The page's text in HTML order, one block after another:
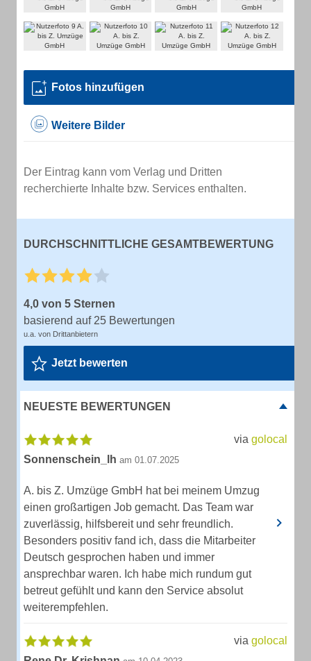
Fotos hinzufügen
Weitere Bilder
Der Eintrag kann vom Verlag und Dritten
recherchierte Inhalte bzw. Services enthalten.
DURCHSCHNITTLICHE GESAMTBEWERTUNG
4,0 von 5 Sternen
basierend auf 25 Bewertungen
u.a. von Drittanbietern
Jetzt bewerten
NEUESTE BEWERTUNGEN
via golocal
Sonnenschein_lh am 01.07.2025
A. bis Z. Umzüge GmbH hat bei meinem Umzug
einen großartigen Job gemacht. Das Team war
zuverlässig, hilfsbereit und sehr freundlich.
Besonders positiv fand ich, dass die Mitarbeiter
Deutsch gesprochen haben und immer
ansprechbar waren. Ich habe mich rundum gut
betreut gefühlt und kann den Service absolut
weiterempfehlen.
via golocal